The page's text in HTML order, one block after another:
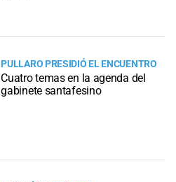
PULLARO PRESIDIÓ EL ENCUENTRO
Cuatro temas en la agenda del
gabinete santafesino